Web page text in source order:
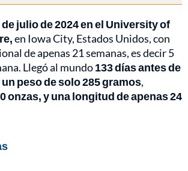
julio de 2024 en el University of
en Iowa City, Estados Unidos, con
de apenas 21 semanas, es decir 5
Llegó al mundo133 días antes de
un peso de solo 285 gramos,
onzas, y una longitud de apenas 24